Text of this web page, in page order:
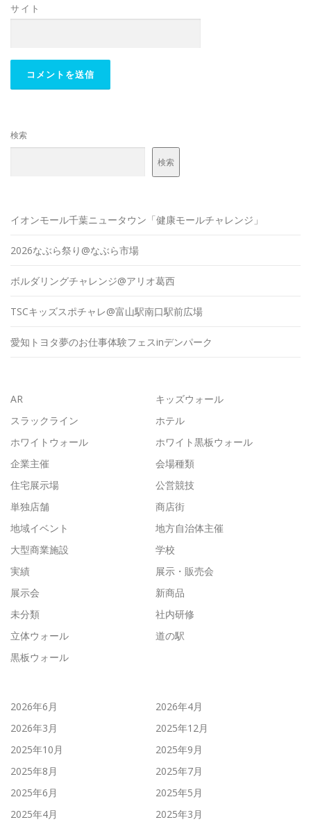
サイト
検索
検索
イオンモール千葉ニュータウン「健康モールチャレンジ」
2026なぶら祭り@なぶら市場
ボルダリングチャレンジ@アリオ葛西
TSCキッズスポチャレ@富山駅南口駅前広場
愛知トヨタ夢のお仕事体験フェスinデンパーク
AR
キッズウォール
スラックライン
ホテル
ホワイトウォール
ホワイト黒板ウォール
企業主催
会場種類
住宅展示場
公営競技
単独店舗
商店街
地域イベント
地方自治体主催
大型商業施設
学校
実績
展示・販売会
展示会
新商品
未分類
社内研修
立体ウォール
道の駅
黒板ウォール
2026年6月
2026年4月
2026年3月
2025年12月
2025年10月
2025年9月
2025年8月
2025年7月
2025年6月
2025年5月
2025年4月
2025年3月